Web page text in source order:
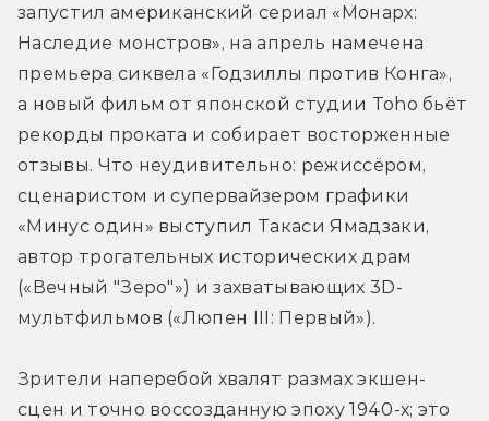
запустил американский сериал «Монарх:
Наследие монстров», на апрель намечена
премьера сиквела «Годзиллы против Конга»,
а новый фильм от японской студии Toho бьёт
рекорды проката и собирает восторженные
отзывы. Что неудивительно: режиссёром,
сценаристом и супервайзером графики
«Минус один» выступил Такаси Ямадзаки,
автор трогательных исторических драм
(«Вечный "Зеро"») и захватывающих 3D-
мультфильмов («Люпен III: Первый»).
Зрители наперебой хвалят размах экшен-
сцен и точно воссозданную эпоху 1940-х; это